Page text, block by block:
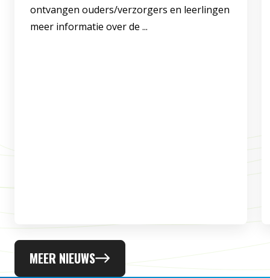
ontvangen ouders/verzorgers en leerlingen
meer informatie over de ...
MEER NIEUWS